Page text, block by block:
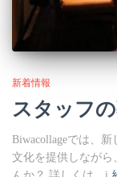
新着情報
スタッフ
Biwacollageでは、
文化を提供しながら